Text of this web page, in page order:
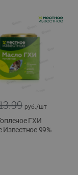
руб./шт
ГХИ
Известное 99%